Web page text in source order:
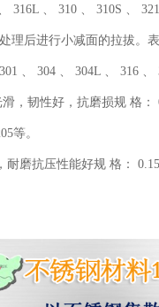
316L 、 310 、 310S 、
理后进行小减面的拉拔。
、 304 、 304L 、 316 、
，韧性好，抗磨损规 格
等。
磨抗压性能好规 格：